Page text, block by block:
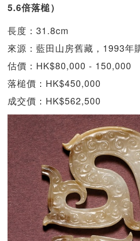
5.6倍落槌）
長度：31.8cm
來源：藍田山房舊藏，1993年
估價：HK$80,000 - 150,000
落槌價：HK$450,000
成交價：HK$562,500